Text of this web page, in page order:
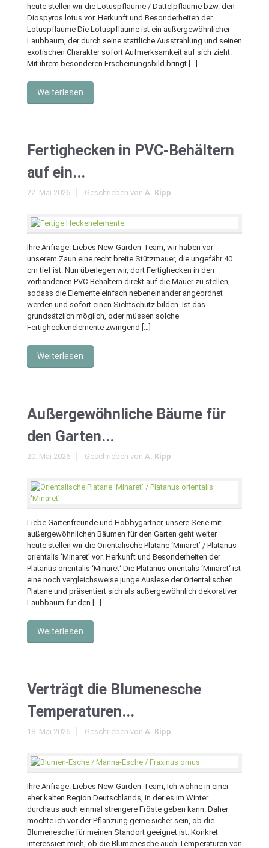
heute stellen wir die Lotuspflaume / Dattelpflaume bzw. den
Diospyros lotus vor. Herkunft und Besonderheiten der
Lotuspflaume Die Lotuspflaume ist ein außergewöhnlicher
Laubbaum, der durch seine stattliche Ausstrahlung und seinen
exotischen Charakter sofort Aufmerksamkeit auf sich zieht.
Mit ihrem besonderen Erscheinungsbild bringt […]
Weiterlesen
Fertighecken in PVC-Behältern
auf ein...
22. Mai 2026 Geschrieben von A. Kipp
Ihre Anfrage: Liebes New-Garden-Team, wir haben vor
unserem Zaun eine recht breite Stützmauer, die ungefähr 40
cm tief ist. Nun überlegen wir, dort Fertighecken in den
vorhandenen PVC-Behältern direkt auf die Mauer zu stellen,
sodass die Elemente einfach nebeneinander angeordnet
werden und sofort einen Sichtschutz bilden. Ist das
grundsätzlich möglich, oder müssen solche
Fertigheckenelemente zwingend […]
Weiterlesen
Außergewöhnliche Bäume für
den Garten...
20. Mai 2026 Geschrieben von A. Kipp
Liebe Gartenfreunde und Hobbygärtner, unsere Serie mit
außergewöhnlichen Bäumen für den Garten geht weiter –
heute stellen wir die Orientalische Platane ‘Minaret’ / Platanus
orientalis ‘Minaret’ vor. Herkunft und Besonderheiten der
Platanus orientalis ‘Minaret‘ Die Platanus orientalis ‘Minaret‘ ist
eine noch vergleichsweise junge Auslese der Orientalischen
Platane und präsentiert sich als außergewöhnlich dekorativer
Laubbaum für den […]
Weiterlesen
Verträgt die Blumenesche
Temperaturen...
18. Mai 2026 Geschrieben von A. Kipp
Ihre Anfrage: Liebes New-Garden-Team, Ich wohne in einer
eher kalten Region Deutschlands, in der es im Winter
durchaus auch einmal strengere Fröste geben kann. Daher
möchte ich vor der Pflanzung gerne sicher sein, ob die
Blumenesche für meinen Standort geeignet ist. Konkret
interessiert mich, ob die Blumenesche auch Temperaturen von